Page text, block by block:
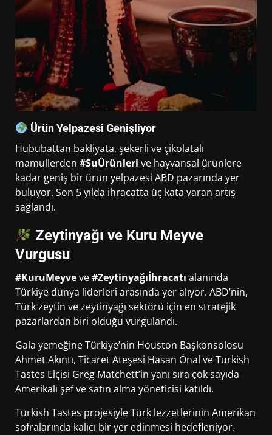
Ürün Yelpazesi Genişliyor
Hububattan bakliyata, şekerli ve çikolatalı
mamullerden #SuÜrünleri ve hayvansal ürünlere
kadar geniş bir ürün yelpazesi ABD pazarında yer
buluyor. Son 5 yılda ihracatta üç kata varan artış
sağlandı.
Zeytinyağı ve Kuru Meyve
Vurgusu
#KuruMeyveve#Zeytinyağıİhracatı alanında
Türkiye dünya liderleri arasında yer alıyor. ABD’nin,
Türk zeytin ve zeytinyağı sektörü için en stratejik
pazarlardan biri olduğu vurgulandı.
Gala yemeğine Türkiye’nin Houston Başkonsolosu
Ahmet Akıntı, Ticaret Ateşesi Hasan Önal ve Turkish
Tastes Elçisi Greg Matchett’in yanı sıra çok sayıda
Amerikalı şef ve satın alma yöneticisi katıldı.
Turkish Tastes projesiyle Türk lezzetlerinin Amerikan
sofralarında kalıcı bir yer edinmesi hedefleniyor.